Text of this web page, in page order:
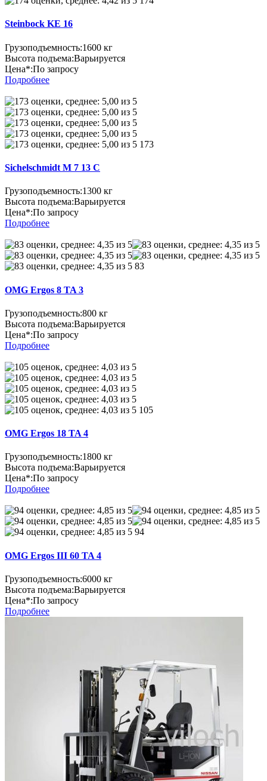
Steinbock KE 16
Грузоподъемность:1600 кг
Высота подъема:Варьируется
Цена*:По запросу
Подробнее
173
Sichelschmidt M 7 13 C
Грузоподъемность:1300 кг
Высота подъема:Варьируется
Цена*:По запросу
Подробнее
83
OMG Ergos 8 TA 3
Грузоподъемность:800 кг
Высота подъема:Варьируется
Цена*:По запросу
Подробнее
105
OMG Ergos 18 TA 4
Грузоподъемность:1800 кг
Высота подъема:Варьируется
Цена*:По запросу
Подробнее
94
OMG Ergos III 60 TA 4
Грузоподъемность:6000 кг
Высота подъема:Варьируется
Цена*:По запросу
Подробнее